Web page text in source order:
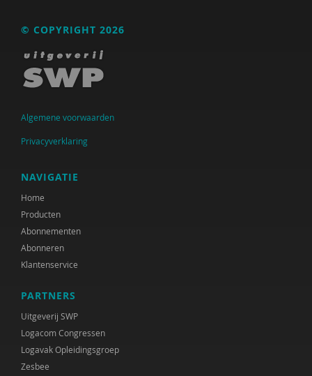
Inge Anthonijsz
Silke van Arum
Rob van Asperen
Ellen Assenberg
Bob Austmann
David ter Avest
Paul Baar
Corrie Baas
© COPYRIGHT 2026
Algemene voorwaarden
Privacyverklaring
NAVIGATIE
Home
Producten
Abonnementen
Abonneren
Klantenservice
PARTNERS
Uitgeverij SWP
Logacom Congressen
Logavak Opleidingsgroep
Zesbee